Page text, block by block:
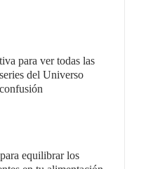
para ver todas las
del Universo
equilibrar los